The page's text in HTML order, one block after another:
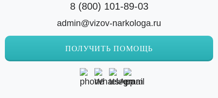
8 (800) 101-89-03
admin@vizov-narkologa.ru
ПОЛУЧИТЬ ПОМОЩЬ